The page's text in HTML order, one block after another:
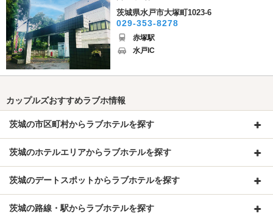
茨城県水戸市大塚町1023-6
029-353-8278
赤塚駅
水戸IC
カップルズおすすめラブホ情報
茨城の市区町村からラブホテルを探す
茨城のホテルエリアからラブホテルを探す
茨城のデートスポットからラブホテルを探す
茨城の路線・駅からラブホテルを探す